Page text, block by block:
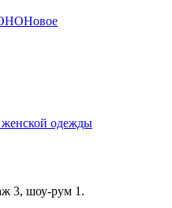
Новое
3, шоу-рум 1.